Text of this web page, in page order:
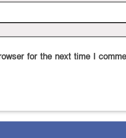
for the next time I